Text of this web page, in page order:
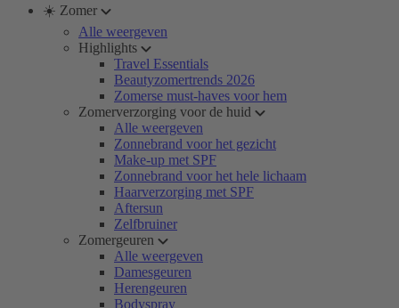
☀️ Zomer
Alle weergeven
Highlights
Travel Essentials
Beautyzomertrends 2026
Zomerse must-haves voor hem
Zomerverzorging voor de huid
Alle weergeven
Zonnebrand voor het gezicht
Make-up met SPF
Zonnebrand voor het hele lichaam
Haarverzorging met SPF
Aftersun
Zelfbruiner
Zomergeuren
Alle weergeven
Damesgeuren
Herengeuren
Bodyspray